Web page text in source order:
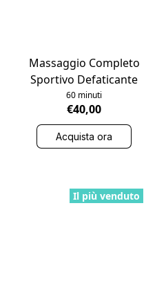
Massaggio Completo
Sportivo Defaticante
60 minuti
€40,00
Acquista ora
Il più venduto